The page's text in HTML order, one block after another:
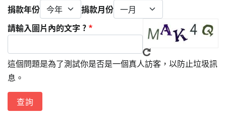
捐款年份
捐款月份
請輸入圖片內的文字 ?
這個問題是為了測試你是否是一個真人訪客，以防止垃圾訊
息。